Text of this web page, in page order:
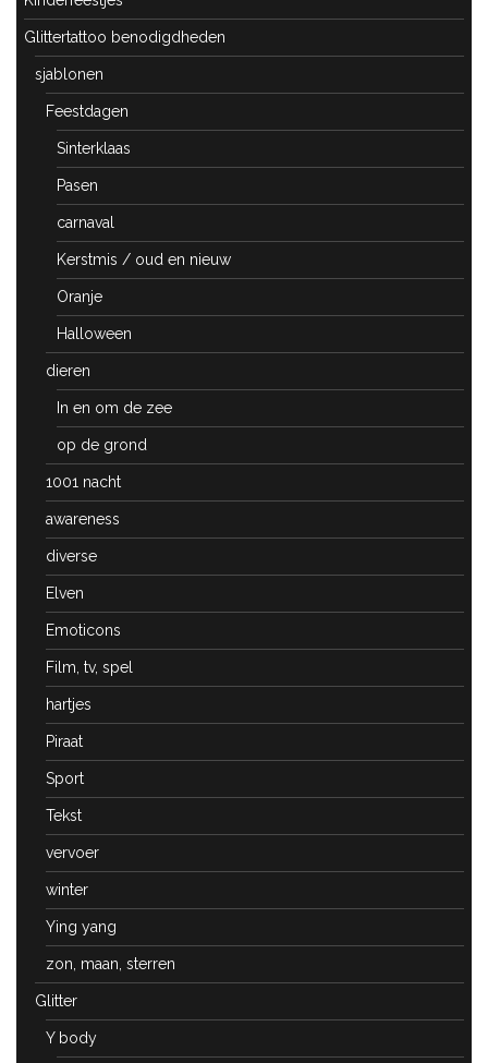
Glittertattoo benodigdheden
sjablonen
Feestdagen
Sinterklaas
Pasen
carnaval
Kerstmis / oud en nieuw
Oranje
Halloween
dieren
In en om de zee
op de grond
1001 nacht
awareness
diverse
Elven
Emoticons
Film, tv, spel
hartjes
Piraat
Sport
Tekst
vervoer
winter
Ying yang
zon, maan, sterren
Glitter
Y body